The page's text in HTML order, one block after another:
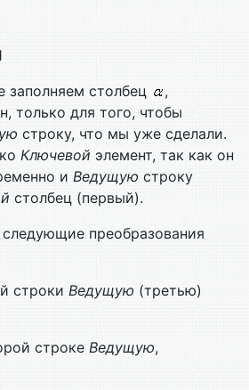
заполняем столбец
,
только для того, чтобы
строку, что мы уже сделали.
Ключевой элемент, так как он
и Ведущую строку
столбец (первый).
преобразования
строки Ведущую (третью)
строке Ведущую,